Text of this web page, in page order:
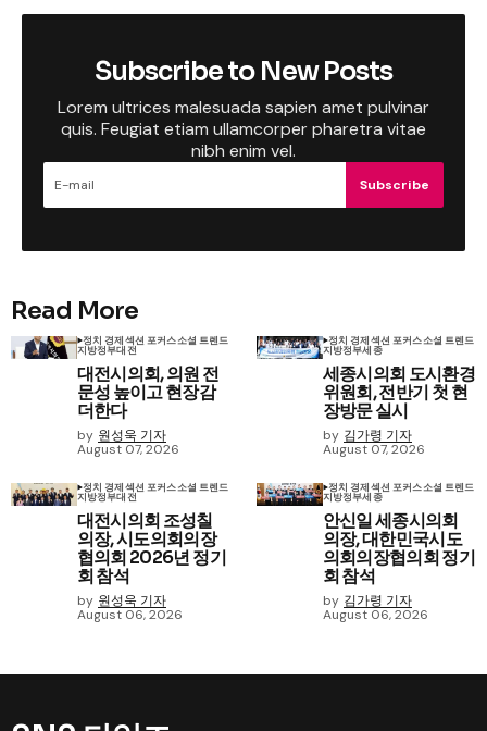
Subscribe to New Posts
Lorem ultrices malesuada sapien amet pulvinar
quis. Feugiat etiam ullamcorper pharetra vitae
nibh enim vel.
Subscribe
Read More
정치 경제섹션 포커스소셜 트렌드
지방정부대전
대전시의회, 의원 전
문성 높이고 현장감
더한다
by 원성욱 기자
August 07, 2026
정치 경제섹션 포커스소셜 트렌드
지방정부세종
세종시의회 도시환경
위원회, 전반기 첫 현
장방문 실시
by 김가령 기자
August 07, 2026
정치 경제섹션 포커스소셜 트렌드
지방정부대전
대전시의회 조성칠
의장, 시도의회의장
협의회 2026년 정기
회 참석
by 원성욱 기자
August 06, 2026
정치 경제섹션 포커스소셜 트렌드
지방정부세종
안신일 세종시의회
의장, 대한민국시도
의회의장협의회 정기
회 참석
by 김가령 기자
August 06, 2026